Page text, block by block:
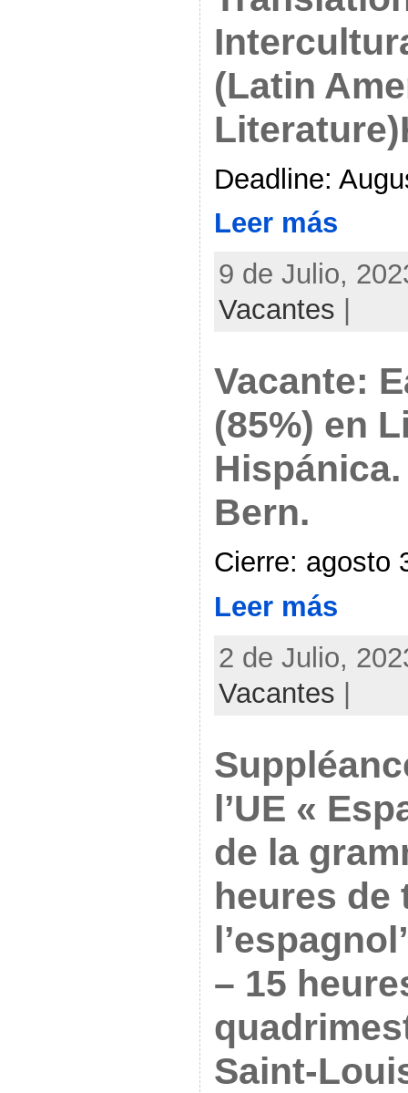
(Latin
Deadline:
Leer más
9 de Julio,
Vacantes
Vacante:
(85%) en
Bern.
Cierre: agosto
Leer más
2 de Julio,
Vacantes |
l’UE «
de la
heures de
– 15
Saint-